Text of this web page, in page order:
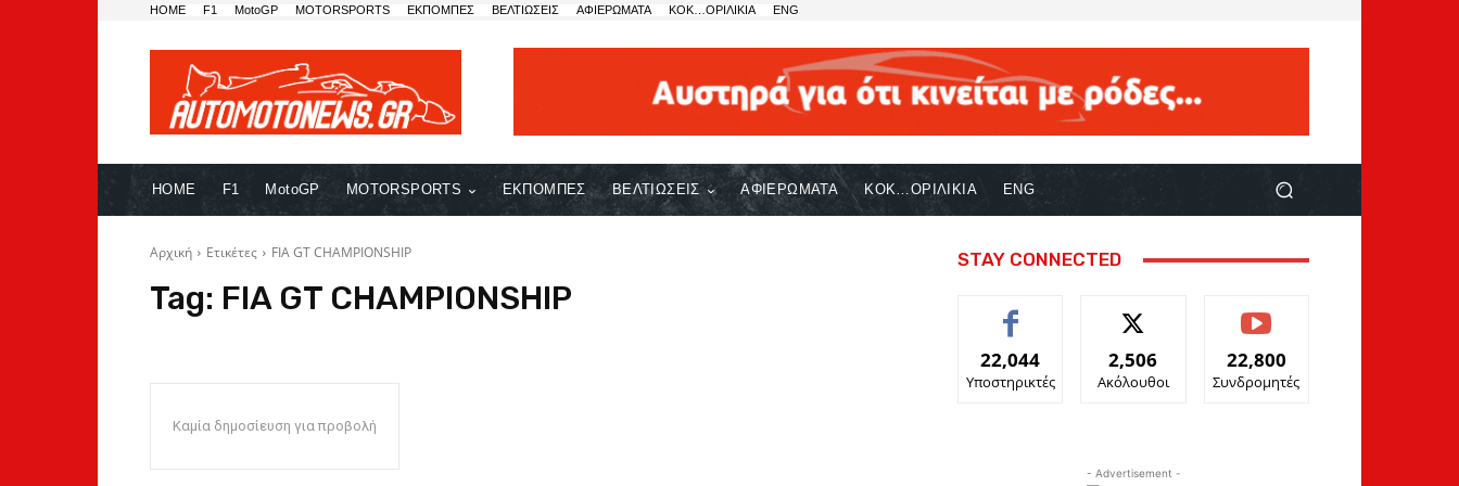
HOME F1 MotoGP MOTORSPORTS ΕΚΠΟΜΠΕΣ ΒΕΛΤΙΩΣΕΙΣ ΑΦΙΕΡΩΜΑΤΑ ΚΟΚ…ΟΡΙΛΙΚΙΑ ENG
HOME F1 MotoGP MOTORSPORTS ΕΚΠΟΜΠΕΣ ΒΕΛΤΙΩΣΕΙΣ ΑΦΙΕΡΩΜΑΤΑ ΚΟΚ…ΟΡΙΛΙΚΙΑ ENG
Αρχική Ετικέτες FIA GT CHAMPIONSHIP
Tag: FIA GT CHAMPIONSHIP
Καμία δημοσίευση για προβολή
STAY CONNECTED
22,044
Υποστηρικτές
2,506
Ακόλουθοι
22,800
Συνδρομητές
- Advertisement -